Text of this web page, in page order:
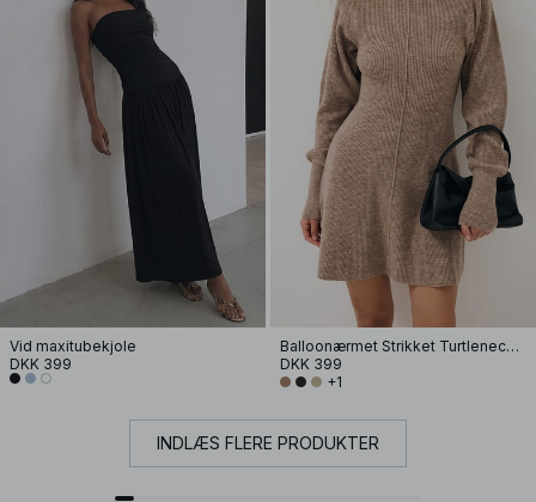
Vid maxitubekjole
DKK 399
Balloonærmet Strikket Turtleneck Kjole
DKK 399
+1
INDLÆS FLERE PRODUKTER